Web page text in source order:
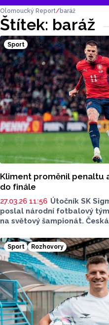
Štítek: baráž
Olomoucký Report baráž
Sport
Kliment proměnil penaltu
do finále
27.03.26 11:56 Útočník SK
poslal národní fotbalový
na světový šampionát.
Kliment.
Sport Rozhovory